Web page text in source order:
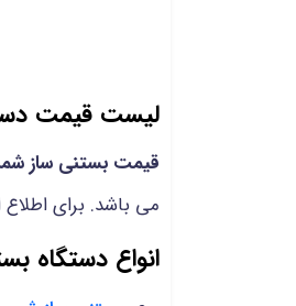
لیست قیمت
قیمت بستنی ساز
می باشد. برای
انواع دستگاه